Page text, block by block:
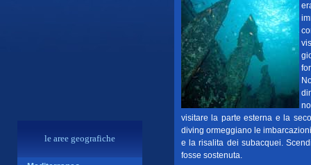
le aree geografiche
visitare la parte esterna e la
diving ormeggiano le
e la risalita dei subacquei.
fosse sostenuta.